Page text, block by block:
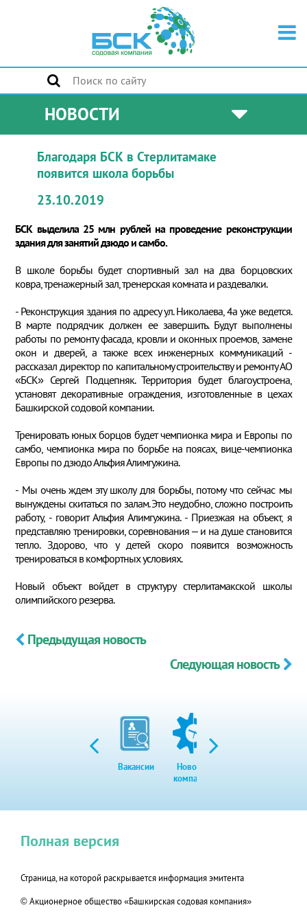
НОВОСТИ
Благодаря БСК в Стерлитамаке
появится школа борьбы
23.10.2019
БСК выделила 25 млн рублей на проведение реконструкции
здания для занятий дзюдо и самбо.
В школе борьбы будет спортивный зал на два борцовских
ковра, тренажерный зал, тренерская комната и раздевалки.
- Реконструкция здания по адресу ул. Николаева, 4а уже ведется.
В марте подрядчик должен ее завершить. Будут выполнены
работы по ремонту фасада, кровли и оконных проемов, замене
окон и дверей, а также всех инженерных коммуникаций -
рассказал директор по капитальному строительству и ремонту АО
«БСК» Сергей Подцепняк. Территория будет благоустроена,
установят декоративные ограждения, изготовленные в цехах
Башкирской содовой компании.
Тренировать юных борцов будет чемпионка мира и Европы по
самбо, чемпионка мира по борьбе на поясах, вице-чемпионка
Европы по дзюдо Альфия Алимгужина.
- Мы очень ждем эту школу для борьбы, потому что сейчас мы
вынуждены скитаться по залам. Это неудобно, сложно построить
работу, - говорит Альфия Алимгужина. - Приезжая на объект, я
представляю тренировки, соревнования – и на душе становится
тепло. Здорово, что у детей скоро появится возможность
тренироваться в комфортных условиях.
Новый объект войдет в структуру стерлитамакской школы
олимпийского резерва.
Предыдущая новость
Следующая новость
Вакансии
Новости
компании
Страница, на которой раскрывается информация эмитента
© Акционерное общество «Башкирская содовая компания»
Полная версия